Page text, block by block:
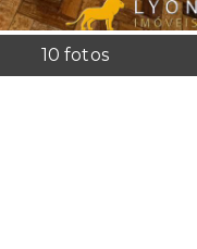
10 fotos